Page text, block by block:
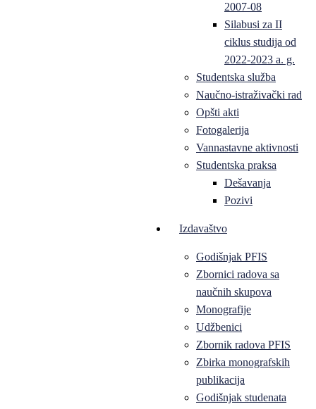
2007-08
Silabusi za II
ciklus studija od
2022-2023 a. g.
Studentska služba
Naučno-istraživački rad
Opšti akti
Fotogalerija
Vannastavne aktivnosti
Studentska praksa
Dešavanja
Pozivi
Izdavaštvo
Godišnjak PFIS
Zbornici radova sa
naučnih skupova
Monografije
Udžbenici
Zbornik radova PFIS
Zbirka monografskih
publikacija
Godišnjak studenata